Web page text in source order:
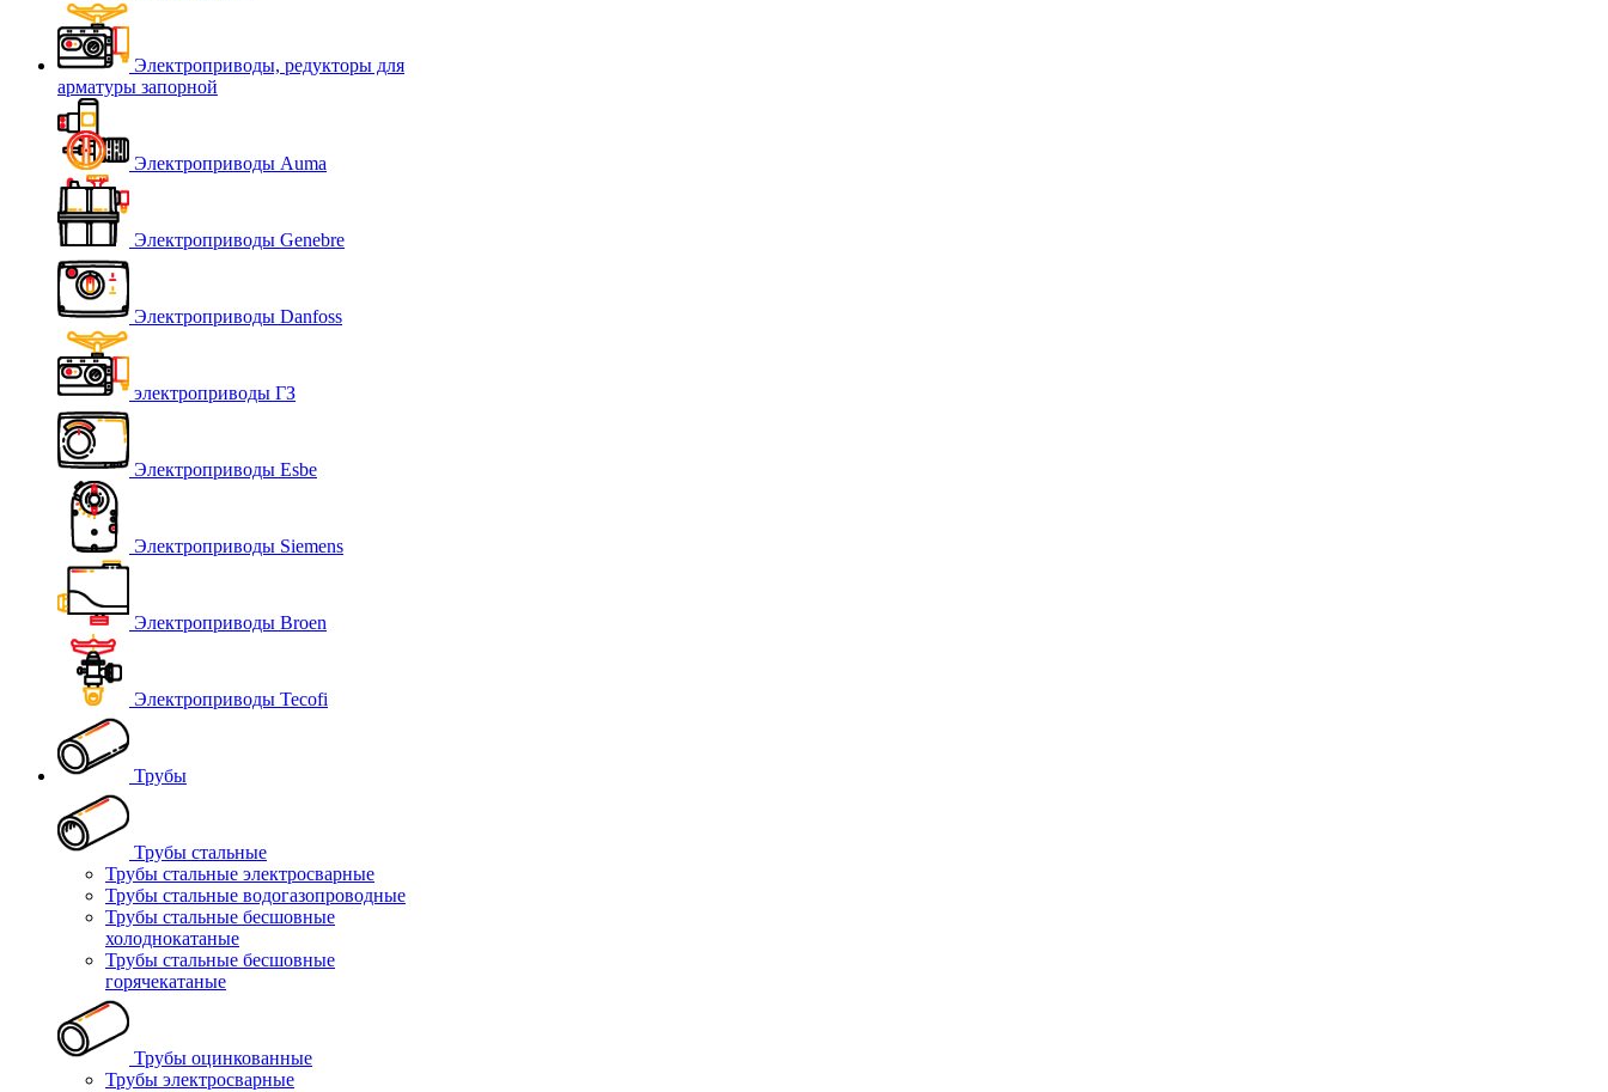
Электроприводы, редукторы для
арматуры запорной
Электроприводы Auma
Электроприводы Genebre
Электроприводы Danfoss
электроприводы ГЗ
Электроприводы Esbe
Электроприводы Siemens
Электроприводы Broen
Электроприводы Tecofi
Трубы
Трубы стальные
Трубы стальные электросварные
Трубы стальные водогазопроводные
Трубы стальные бесшовные
холоднокатаные
Трубы стальные бесшовные
горячекатаные
Трубы оцинкованные
Трубы электросварные